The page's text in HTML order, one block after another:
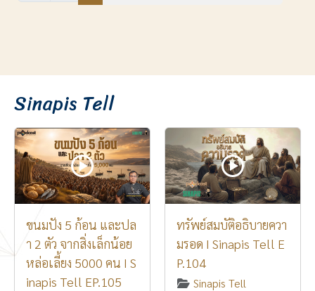
Sinapis Tell
ขนมปัง 5 ก้อน และปล
า 2 ตัว จากสิ่งเล็กน้อย
หล่อเลี้ยง 5000 คน I S
inapis Tell EP.105
ทรัพย์สมบัติอธิบายควา
มรอด I Sinapis Tell E
P.104
Sinapis Tell